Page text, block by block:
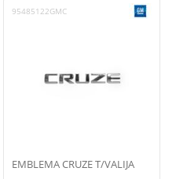
95485122GMC
EMBLEMA CRUZE T/VALIJA